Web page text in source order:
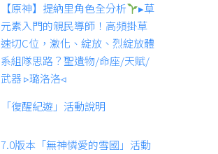
【原神】提納里角色全分析
▸草
元素入門的親民導師！高頻掛草
速切C位，激化、綻放、烈綻放體
系組隊思路？聖遺物/命座/天賦/
武器 ▹璐洛洛◃
「復醒紀遊」活動說明
7.0版本「無神憐愛的雪國」活動